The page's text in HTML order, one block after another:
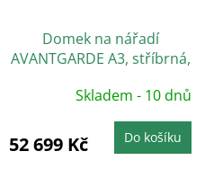
Domek na nářadí
AVANTGARDE A3, stříbrná,
Skladem - 10 dnů
52 699 Kč Do košíku